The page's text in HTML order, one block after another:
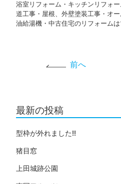
浴室リフォーム・キッチンリフォ
道工事・屋根、外壁塗装工事・オ
油給湯機・中古住宅のリフォーム
前へ
最新の投稿
型枠が外れました!!
猪目窓
上田城跡公園